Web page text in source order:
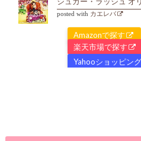
posted with カエレバ
Amazonで探す
楽天市場で探す
Yahooショッピン